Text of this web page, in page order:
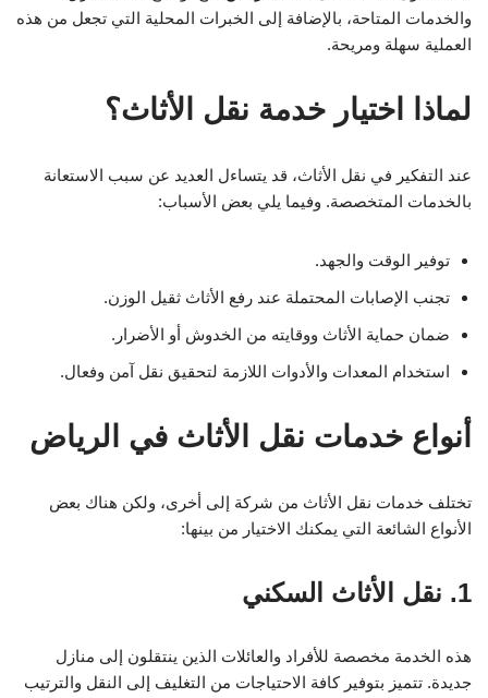
والخدمات المتاحة، بالإضافة إلى الخبرات المحلية التي تجعل من هذه
العملية سهلة ومريحة.
لماذا اختيار خدمة نقل الأثاث؟
عند التفكير في نقل الأثاث، قد يتساءل العديد عن سبب الاستعانة
بالخدمات المتخصصة. وفيما يلي بعض الأسباب:
توفير الوقت والجهد.
تجنب الإصابات المحتملة عند رفع الأثاث ثقيل الوزن.
ضمان حماية الأثاث ووقايته من الخدوش أو الأضرار.
استخدام المعدات والأدوات اللازمة لتحقيق نقل آمن وفعال.
أنواع خدمات نقل الأثاث في الرياض
تختلف خدمات نقل الأثاث من شركة إلى أخرى، ولكن هناك بعض
الأنواع الشائعة التي يمكنك الاختيار من بينها:
1. نقل الأثاث السكني
هذه الخدمة مخصصة للأفراد والعائلات الذين ينتقلون إلى منازل
جديدة. تتميز بتوفير كافة الاحتياجات من التغليف إلى النقل والترتيب